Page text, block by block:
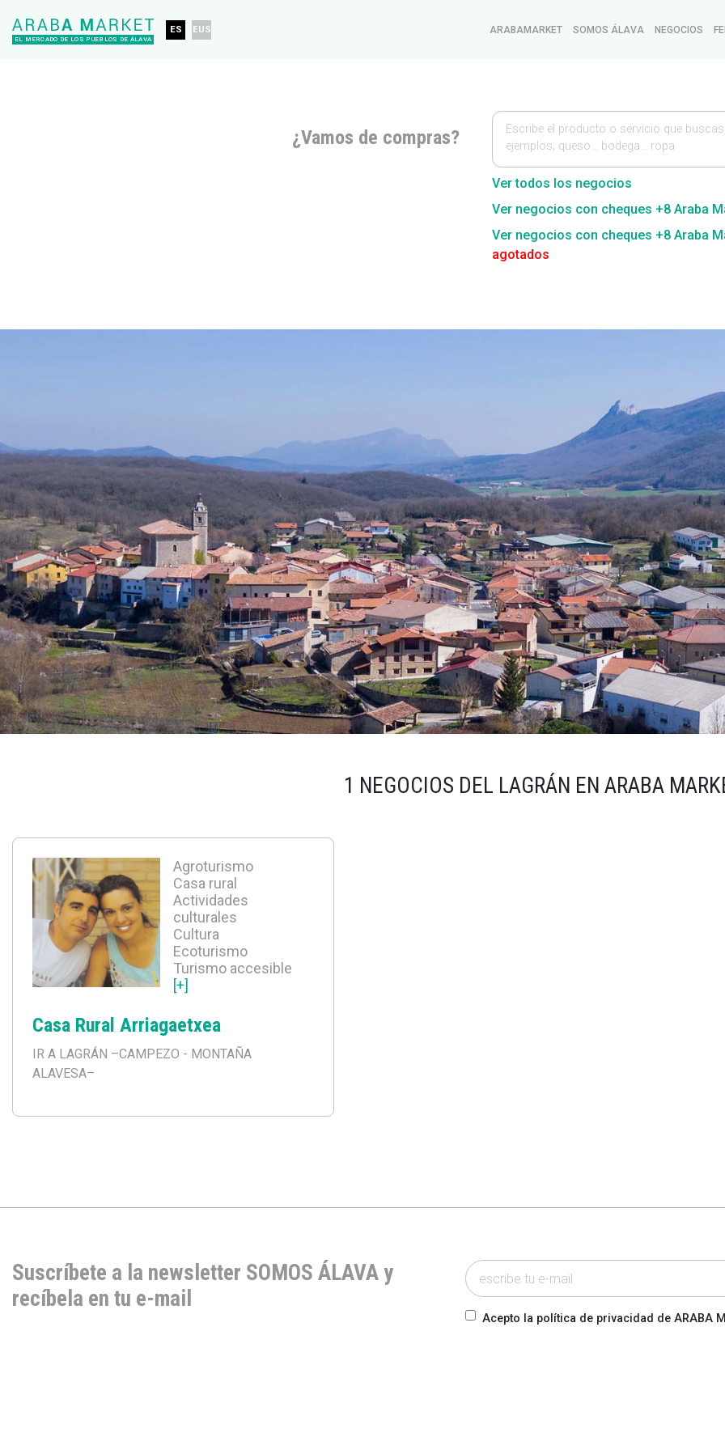
EL MERCADO DE LOS PUEBLOS DE ÁLAVA
ES EUS ARABAMARKET SOMOS ÁLAVA NEGOCIOS
¿Vamos de compras?
Escribe el producto o servicio que
ejemplos; queso… bodega… ropa
Ver todos los negocios
Ver negocios con cheques +8 Araba
Ver negocios con cheques +8 Araba
agotados
1 NEGOCIOS DEL LAGRÁN EN ARABA
Agroturismo
Casa rural
Actividades
culturales
Cultura
Ecoturismo
Turismo accesible
[+]
Casa Rural Arriagaetxea
IR A LAGRÁN –CAMPEZO - MONTAÑA
ALAVESA–
Suscríbete a la newsletter SOMOS ÁLAVA y
recíbela en tu e-mail
Acepto la política de privacidad de ARABA